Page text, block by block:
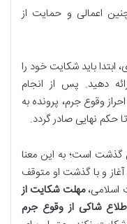
اعمالی و حمایت از
باید شکایت خود را
دهید. پس از انجام
وقوع جرم، پرونده به
نهایی صادر گردد.
گذشت است؛ به این معنا
و با گذشت او متوقف
مهلت شکایت از
شاکی از وقوع جرم